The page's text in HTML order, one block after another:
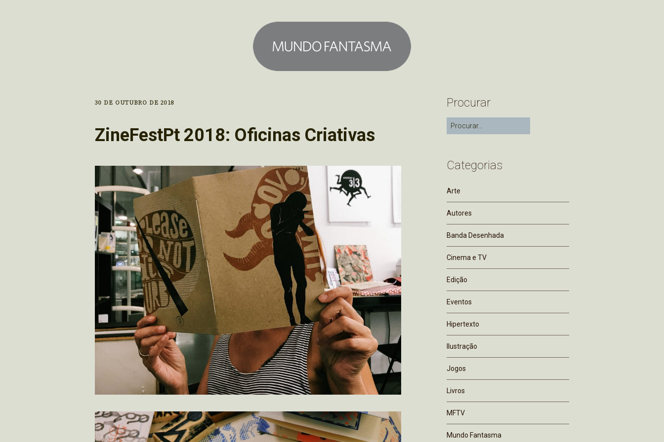
30 DE OUTUBRO DE 2018
ZineFestPt 2018: Oficinas Criativas
Procurar
Categorias
Arte
Autores
Banda Desenhada
Cinema e TV
Edição
Eventos
Hipertexto
Ilustração
Jogos
Livros
MFTV
Mundo Fantasma